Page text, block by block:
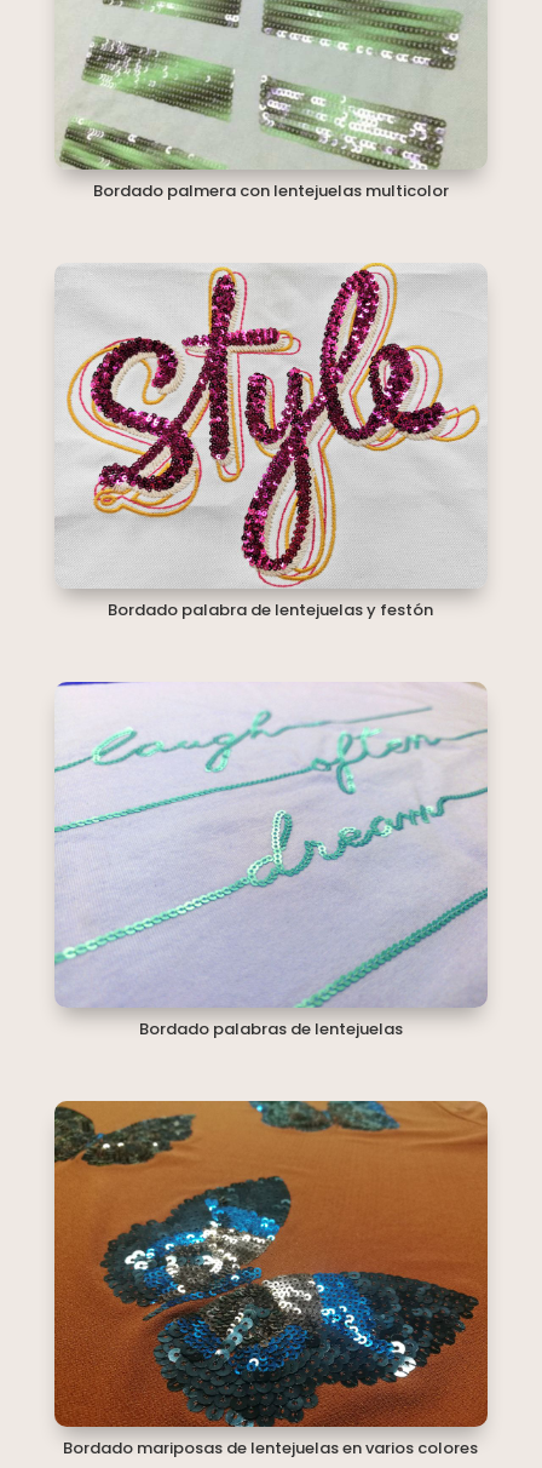
Bordado palmera con lentejuelas multicolor
Bordado palabra de lentejuelas y festón
Bordado palabras de lentejuelas
Bordado mariposas de lentejuelas en varios colores